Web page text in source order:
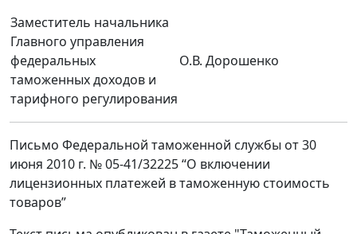
Заместитель начальника
Главного управления
федеральных
таможенных доходов и
тарифного регулирования
О.В. Дорошенко
Письмо Федеральной таможенной службы от 30
июня 2010 г. № 05-41/32225 “О включении
лицензионных платежей в таможенную стоимость
товаров”